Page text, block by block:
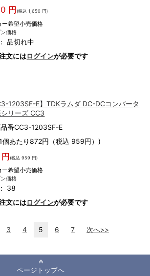
円 (税込 1,650 円)
ー希望小売価格
価格
品切れ中
文にはログインが必要です
1203SF-E】TDKラムダ DC-DCコンバータ
リーズ CC3
番CC3-1203SF-E
個あたり872円（税込 959円）)
(税込 959 円)
ー希望小売価格
価格
38
文にはログインが必要です
3 4 5 6 7 次へ>>
ページトップへ